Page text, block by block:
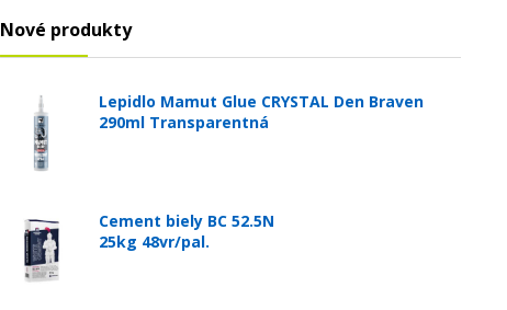
Nové produkty
Lepidlo Mamut Glue CRYSTAL Den Braven
290ml Transparentná
Cement biely BC 52.5N
25kg 48vr/pal.